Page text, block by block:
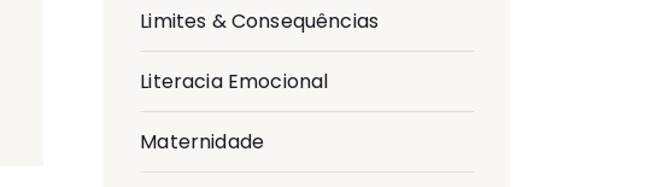
Limites & Consequências
Literacia Emocional
Maternidade